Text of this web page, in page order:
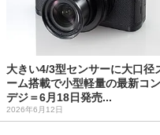
大きい4/3型センサーに大口径
ーム搭載で小型軽量の最新コン
デジ＝6月18日発売...
2026年6月12日